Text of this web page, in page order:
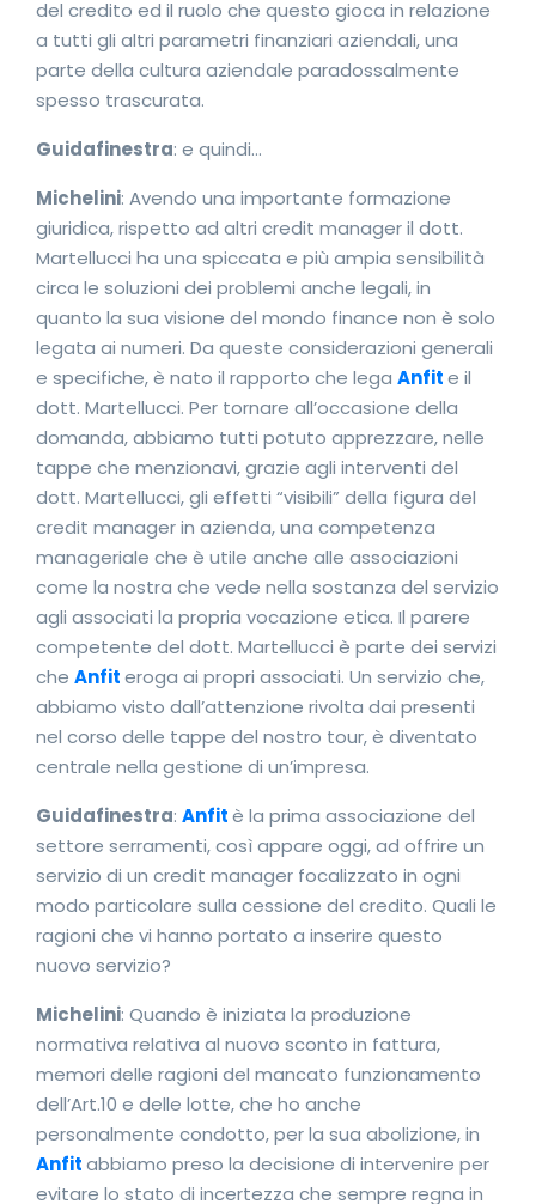
del credito ed il ruolo che questo gioca in relazione
a tutti gli altri parametri finanziari aziendali, una
parte della cultura aziendale paradossalmente
spesso trascurata.
Guidafinestra: e quindi…
Michelini: Avendo una importante formazione
giuridica, rispetto ad altri credit manager il dott.
Martellucci ha una spiccata e più ampia sensibilità
circa le soluzioni dei problemi anche legali, in
quanto la sua visione del mondo finance non è solo
legata ai numeri. Da queste considerazioni generali
e specifiche, è nato il rapporto che lega Anfite il
dott. Martellucci. Per tornare all’occasione della
domanda, abbiamo tutti potuto apprezzare, nelle
tappe che menzionavi, grazie agli interventi del
dott. Martellucci, gli effetti “visibili” della figura del
credit manager in azienda, una competenza
manageriale che è utile anche alle associazioni
come la nostra che vede nella sostanza del servizio
agli associati la propria vocazione etica. Il parere
competente del dott. Martellucci è parte dei servizi
che Anfiteroga ai propri associati. Un servizio che,
abbiamo visto dall’attenzione rivolta dai presenti
nel corso delle tappe del nostro tour, è diventato
centrale nella gestione di un’impresa.
Guidafinestra: Anfitè la prima associazione del
settore serramenti, così appare oggi, ad offrire un
servizio di un credit manager focalizzato in ogni
modo particolare sulla cessione del credito. Quali le
ragioni che vi hanno portato a inserire questo
nuovo servizio?
Michelini: Quando è iniziata la produzione
normativa relativa al nuovo sconto in fattura,
memori delle ragioni del mancato funzionamento
dell’Art.10 e delle lotte, che ho anche
personalmente condotto, per la sua abolizione, in
Anfitabbiamo preso la decisione di intervenire per
evitare lo stato di incertezza che sempre regna in